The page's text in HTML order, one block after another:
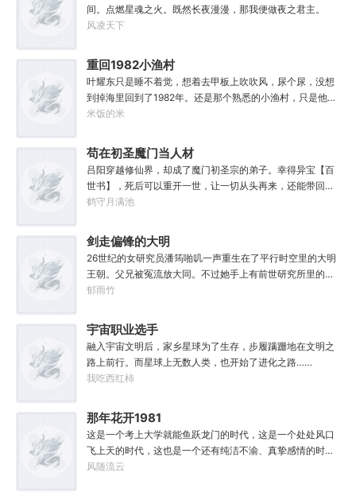
间。点燃星魂之火。既然长夜漫漫，那我便做夜之君主。
风凌天下
重回1982小渔村
叶耀东只是睡不着觉，想着去甲板上吹吹风，尿个尿，没想
到掉海里回到了1982年。还是那个熟悉的小渔村，只是他已
经不是年轻时候的他了。混账了半辈子，这回他想好好来过
他也没什么大理想大志向，只想挽回遗憾，跟老婆好好过日
子，一家子平安喜乐就好。
米饭的米
苟在初圣魔门当人材
吕阳穿越修仙界，却成了魔门初圣宗的弟子。幸得异宝【百
世书】，死后可以重开一世，让一切从头再来，还能带回前
世的宝物，修为，寿命，甚至觉醒特殊的天赋。奈何次数有
定先在魔门苟住，一世世苦修，不成仙不出山，奈何魔门凶
险异常，遍地都是人材。第一世，吕阳惨遭师姐暗算。第二
世，好不容易反杀师姐，又遭师兄毒手。第三世，第四
世……直到百世之后，再回首，吕阳才发现自己已经成为了
一代魔道巨擘，初圣宗里最畜生的那一个。“魔门个个都是人
鹤守月满池
剑走偏锋的大明
26世纪的女研究员潘筠啪叽一声重生在了平行时空里的大明
王朝。父兄被冤流放大同。不过她手上有前世研究所里的镇
馆神器——灵境！为救家人，潘筠化身道观小道士，仗剑提
度牒。潘筠大剑拍上去：闭嘴，信不信扣你鱼仔。
郁雨竹
宇宙职业选手
融入宇宙文明后，家乡星球为了生存，步履蹒跚地在文明之
路上前行。而星球上无数人类，也开始了进化之路……
我吃西红柿
那年花开1981
这是一个考上大学就能鱼跃龙门的时代，这是一个处处风口
飞上天的时代，这也是一个还有纯洁不渝、真挚感情的时
代；只不过李野刚刚来到这个时代，却被劝着放弃高考进厂
风随流云